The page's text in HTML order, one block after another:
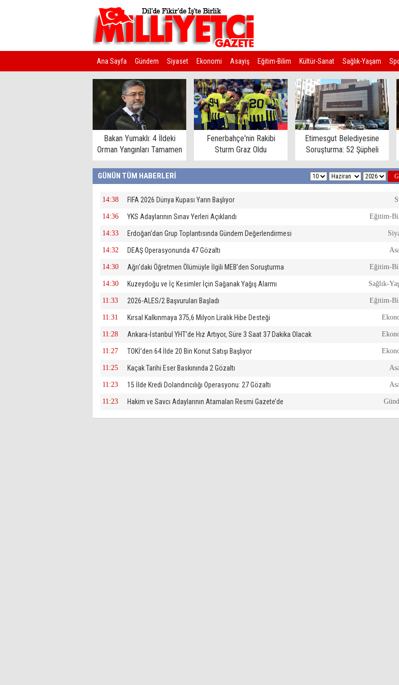
Ana Sayfa Gündem Siyaset Ekonomi Asayiş Eğitim-Bilim Kültür-Sanat Sağlık-Yaşam
Kim Kimdir?
Bakan Yumaklı: 4 İldeki
Orman Yangınları Tamamen
Kontrol Altında
Fenerbahçe'nin Rakibi
Sturm Graz Oldu
Etimesgut Belediyesine
Soruşturma: 52 Şüpheli
Gözaltına Alındı
GÜNÜN TÜM HABERLERİ
14:38 FIFA 2026 Dünya Kupası Yarın Başlıyor
14:36 YKS Adaylarının Sınav Yerleri Açıklandı Eğitim-
14:33 Erdoğan’dan Grup Toplantısında Gündem Değerlendirmesi
14:32 DEAŞ Operasyonunda 47 Gözaltı
14:30 Ağrı’daki Öğretmen Ölümüyle İlgili MEB’den Soruşturma Eğitim-
14:30 Kuzeydoğu ve İç Kesimler İçin Sağanak Yağış Alarmı Sağlık-
11:33 2026-ALES/2 Başvuruları Başladı Eğitim-
11:31 Kırsal Kalkınmaya 375,6 Milyon Liralık Hibe Desteği
11:28 Ankara-İstanbul YHT’de Hız Artıyor, Süre 3 Saat 37 Dakika Olacak
11:27 TOKİ’den 64 İlde 20 Bin Konut Satışı Başlıyor
11:25 Kaçak Tarihi Eser Baskınında 2 Gözaltı
11:23 15 İlde Kredi Dolandırıcılığı Operasyonu: 27 Gözaltı
11:23 Hakim ve Savcı Adaylarının Atamaları Resmi Gazete’de